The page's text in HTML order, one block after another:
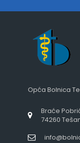
Opća Bolnica
Braće
74260